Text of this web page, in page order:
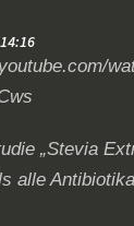
„Stevia
alle